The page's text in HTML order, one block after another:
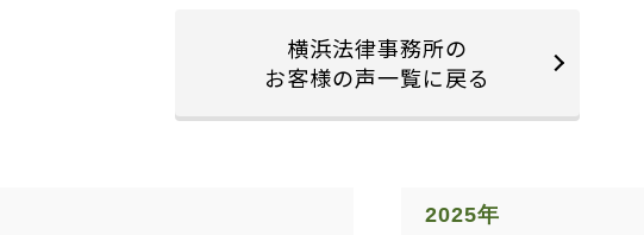
横浜法律事務所の
お客様の声一覧に戻る
2025年